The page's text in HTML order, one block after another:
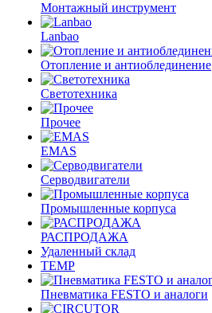
Монтажный инструмент
Lanbao
Отопление и антиоблединение
Светотехника
Прочее
EMAS
Cерводвигатели
Промышленные корпуса
РАСПРОДАЖА
Удаленный склад
TEMP
Пневматика FESTO и аналоги